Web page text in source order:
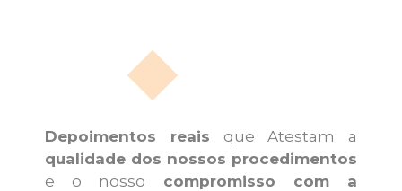
Depoimentos reais que Atestam a
qualidade dos nossos procedimentos
e o nosso compromisso com a